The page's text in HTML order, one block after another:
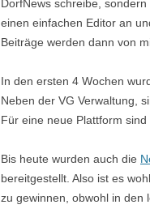
DorfNews schreibe, sondern
einen einfachen Editor an
Beiträge werden dann von
In den ersten 4 Wochen
Neben der VG Verwaltung,
Für eine neue Plattform
Bis heute wurden auch die
bereitgestellt. Also ist es
zu gewinnen, obwohl in den